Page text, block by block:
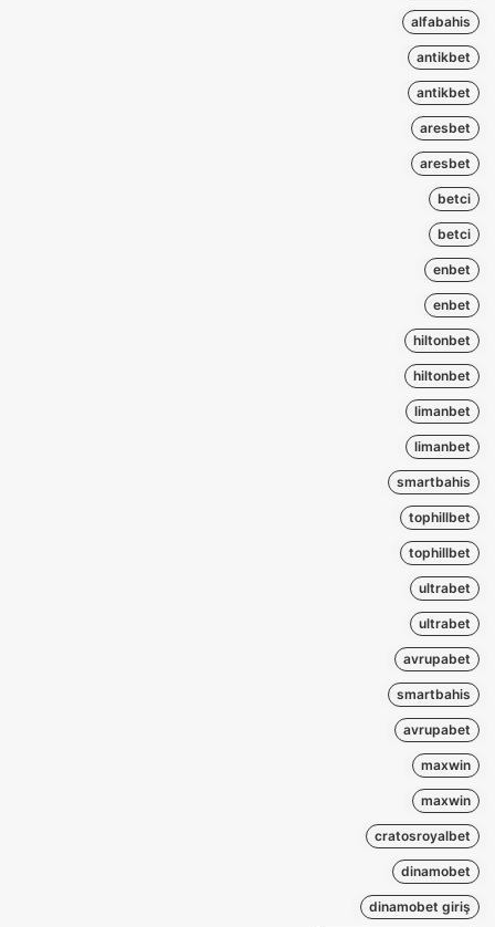
alfabahis
antikbet
antikbet
aresbet
aresbet
betci
betci
enbet
enbet
hiltonbet
hiltonbet
limanbet
limanbet
smartbahis
tophillbet
tophillbet
ultrabet
ultrabet
avrupabet
smartbahis
avrupabet
maxwin
maxwin
cratosroyalbet
dinamobet
dinamobet giriş